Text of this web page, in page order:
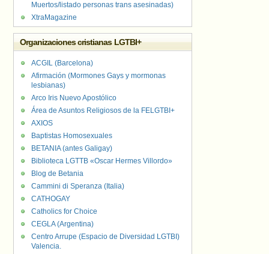
Muertos/listado personas trans asesinadas)
XtraMagazine
Organizaciones cristianas LGTBI+
ACGIL (Barcelona)
Afirmación (Mormones Gays y mormonas
lesbianas)
Arco Iris Nuevo Apostólico
Área de Asuntos Religiosos de la FELGTBI+
AXIOS
Baptistas Homosexuales
BETANIA (antes Galigay)
Biblioteca LGTTB «Oscar Hermes Villordo»
Blog de Betania
Cammini di Speranza (Italia)
CATHOGAY
Catholics for Choice
CEGLA (Argentina)
Centro Arrupe (Espacio de Diversidad LGTBI)
Valencia.